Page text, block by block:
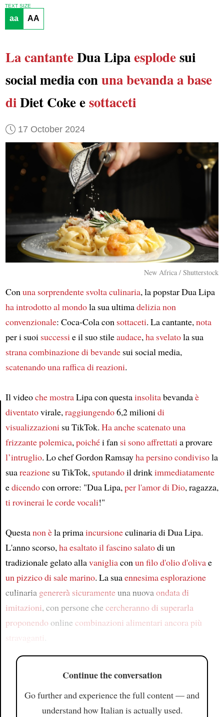
Article
TEXT SIZE
aa AA
La cantanteDua Lipaesplodesui
social media conuna bevanda a base
diDiet Coke esottaceti
17 October 2024
New Africa / Shutterstock
Con una sorprendente svolta culinaria, la popstar Dua Lipa
ha introdotto al mondola sua ultimadelizia non
convenzionale: Coca-Cola con sottaceti. La cantante, nota
per i suoi successi e il suo stileaudace, ha svelatola sua
strana combinazione di bevandesui social media,
scatenandouna raffica di reazioni.
Il videoche mostraLipa con questainsolitabevandaè
diventatovirale, raggiungendo6,2 milioni di
visualizzazioni su TikTok. Ha anche scatenatouna
frizzante polemica, poichéi fan si sono affrettati a provare
l’intruglio. Lo chef Gordon Ramsayha persino condivisola
suareazionesu TikTok, sputandoil drinkimmediatamente
edicendocon orrore: "Dua Lipa, per l'amor di Dio, ragazza,
ti rovinerai le corde vocali!"
Questanon èla primaincursioneculinaria di Dua Lipa.
L'anno scorso, ha esaltatoil fascino salatodi un
tradizionale gelato allavanigliacon un filo d'olio d'olivae
un pizzico di sale marino. La suaennesima esplorazione
culinaria genererà sicuramenteuna nuova ondata di
imitazioni, con persone checercheranno di superarla
proponendo online combinazioni alimentari ancora più
stravaganti
Continue the conversation
Go further and experience the full content — and
understand how Italian is actually used.